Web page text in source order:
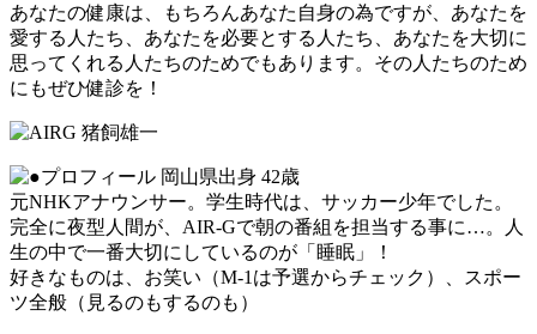
あなたの健康は、もちろんあなた自身の為ですが、あなたを
愛する人たち、あなたを必要とする人たち、あなたを大切に
思ってくれる人たちのためでもあります。その人たちのため
にもぜひ健診を！
岡山県出身 42歳
元NHKアナウンサー。学生時代は、サッカー少年でした。
完全に夜型人間が、AIR-Gで朝の番組を担当する事に…。人
生の中で一番大切にしているのが「睡眠」！
好きなものは、お笑い（M-1は予選からチェック）、スポー
ツ全般（見るのもするのも）